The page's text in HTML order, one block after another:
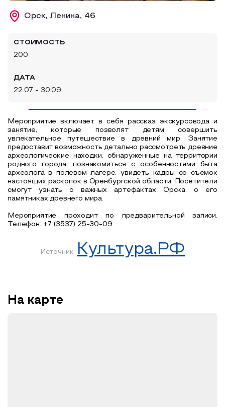
Образовательный туризм
Орск, Ленина, 46
СТОИМОСТЬ
200
ДАТА
22.07 - 30.09
Мероприятие включает в себя рассказ экскурсовода и
занятие, которые позволят детям совершить
увлекательное путешествие в древний мир. Занятие
предоставит возможность детально рассмотреть древние
археологические находки, обнаруженные на территории
родного города, познакомиться с особенностями быта
археолога в полевом лагере, увидеть кадры со съёмок
настоящих раскопок в Оренбургской области. Посетители
смогут узнать о важных артефактах Орска, о его
памятниках древнего мира.
Мероприятие проходит по предварительной записи.
Телефон: +7 (3537) 25-30-09.
Источник: Культура.РФ
На карте